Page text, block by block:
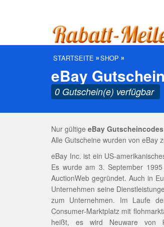
STARTSEITE SHOP
eBay
0 Gutschein(e) verfügbar
Nur gültige eBay
Alle Gutscheine wurden von eBay
eBay Inc. ist ein US-
Es wurde am 3. September
AuctionWeb gegründet. Auch in
Unternehmen seine
zum Unternehmen. Im Laufe
Consumer-Marktplatz mit
heißt, es wird Neuware von